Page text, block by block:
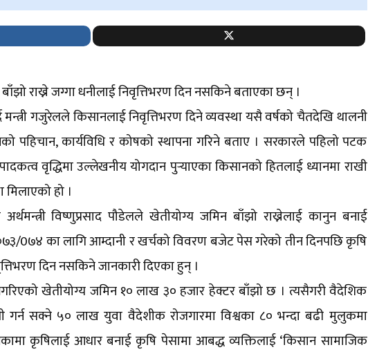
राख्ने जग्गा धनीलाई निवृत्तिभरण दिन नसकिने बताएका छन् ।
गजुरेलले किसानलाई निवृत्तिभरण दिने व्यवस्था यसै वर्षको चैतदेखि थालनी
पहिचान, कार्यविधि र कोषको स्थापना गरिने बताए । सरकारले पहिलो पटक
वृद्धिमा उल्लेखनीय योगदान पुर्‍याएका किसानको हितलाई ध्यानमा राखी
हो ।
विष्णुप्रसाद पौडेलले खेतीयोग्य जमिन बाँझो राख्नेलाई कानुन बनाई
0७४ का लागि आम्दानी र खर्चको विवरण बजेट पेस गरेको तीन दिनपछि कृषि
दिन नसकिने जानकारी दिएका हुन् ।
खेतीयोग्य जमिन १० लाख ३० हजार हेक्टर बाँझो छ । त्यसैगरी वैदेशिक
गर्न सक्ने ५० लाख युवा वैदेशीक रोजगारमा विश्वका ८० भन्दा बढी मुलुकमा
कृषिलाई आधार बनाई कृषि पेसामा आबद्ध व्यक्तिलाई ‘किसान सामाजिक